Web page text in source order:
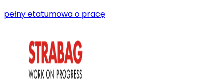
pełny etatumowa o pracę